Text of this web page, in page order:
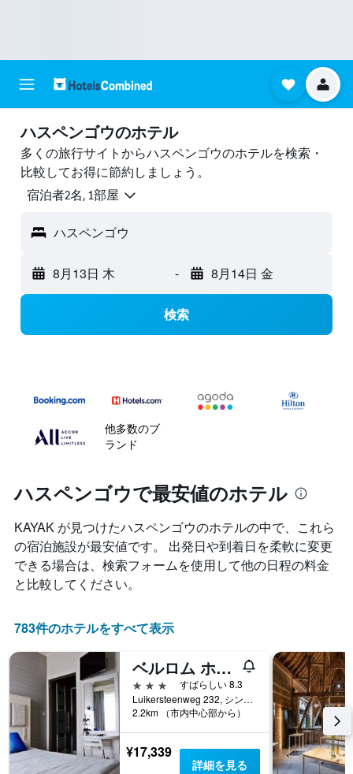
ハスペンゴウのホテル
多くの旅行サイトからハスペンゴウのホテルを検索・
比較してお得に節約しましょう。
宿泊者2名, 1​部屋
ハスペンゴウ
8月13日 木 - 8月14日 金
検索
他多数のブ
ランド
ハスペンゴウで最安値のホテル
KAYAK が見つけたハスペンゴウのホテルの中で、これら
の宿泊施設が最安値です。 出発日や到着日を柔軟に変更
できる場合は、検索フォームを使用して他の日程の料金
と比較してください。
783件のホテルをすべて表示
ベルロム ホテル
3つ星
すばらしい 8.3
Luikersteenweg 232, シント・トロイデン, ベルギー
2.2km （市内中心部から）
¥17,339
詳細を見る